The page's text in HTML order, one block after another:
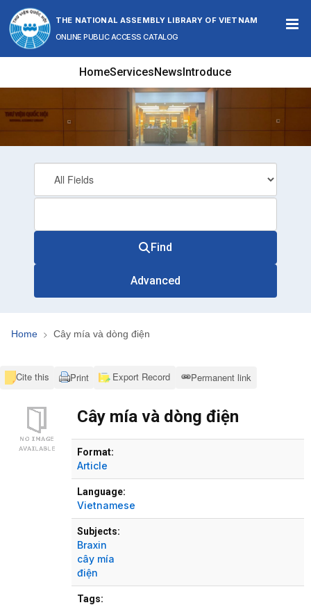
Skip to content
THE NATIONAL ASSEMBLY LIBRARY OF VIETNAM
ONLINE PUBLIC ACCESS CATALOG
HomeServicesNewsIntroduce
Find
Advanced
Home Cây mía và dòng điện
Cite this Print Export Record Permanent link
Cây mía và dòng điện
Format:
Article
Language:
Vietnamese
Subjects:
Braxin
cây mía
điện
Tags: